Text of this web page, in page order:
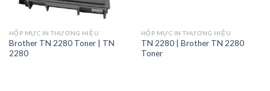
HỘP MỰC IN THƯƠNG HIỆU
Brother TN 2280 Toner | TN
2280
HỘP MỰC IN THƯƠNG HIỆU
TN 2280 | Brother TN 2280
Toner